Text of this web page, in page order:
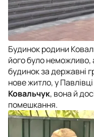
Будинок родини
його було неможливо,
будинок за державні
нове житло, у
Ковальчук, вона й
помешкання.